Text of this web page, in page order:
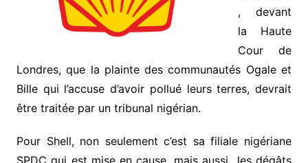
, devant
la Haute
Cour de
Londres, que la plainte des communautés Ogale et
Bille qui l’accuse d’avoir pollué leurs terres, devrait
être traitée par un tribunal nigérian.
Pour Shell, non seulement c’est sa filiale nigériane
SPDC qui est mise en cause, mais aussi les dégâts